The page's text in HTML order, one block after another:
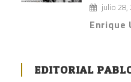
julio 28,
Enrique
EDITORIAL